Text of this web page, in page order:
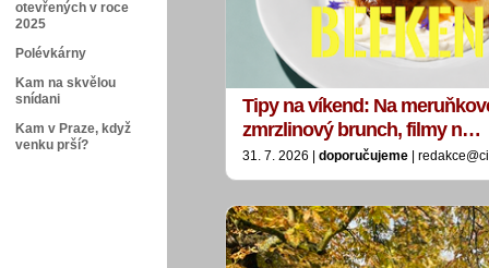
otevřených v roce
2025
Polévkárny
Kam na skvělou
snídani
Kam v Praze, když
venku prší?
Tipy na víkend: Na
zmrzlinový brunch, filmy n…
31. 7. 2026 | doporučujeme |